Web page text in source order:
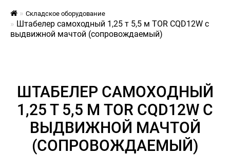
Складское оборудование
Штабелер самоходный 1,25 т 5,5 м TOR CQD12W с
выдвижной мачтой (сопровождаемый)
ШТАБЕЛЕР САМОХОДНЫЙ
1,25 Т 5,5 М TOR CQD12W С
ВЫДВИЖНОЙ МАЧТОЙ
(СОПРОВОЖДАЕМЫЙ)